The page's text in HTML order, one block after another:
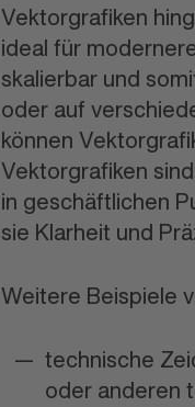
Vektorgrafiken
ideal für
skalierbar und
oder auf
können
Vektorgrafiken
in geschäftlichen
sie Klarheit und
Weitere Beispiele
technische
oder anderen